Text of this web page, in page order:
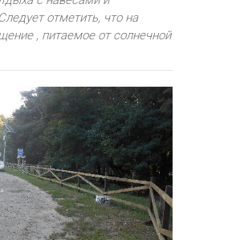
отметить, что на
, питаемое от солнечной